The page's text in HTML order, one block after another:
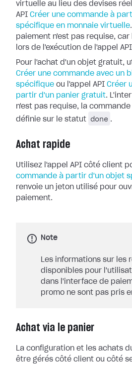
virtuelle au lieu des devises
API Créer une commande à
spécifique en monnaie virtuelle
paiement n'est pas requise,
lors de l'exécution de l'appel
Pour l'achat d'un objet gratuit,
Créer une commande avec un
spécifique ou l'appel API Créer
partir d'un panier gratuit.
n'est pas requise, la
définie sur le statut
done .
Achat rapide
Utilisez l'appel API côté client
commande à partir d'un objet
renvoie un jeton utilisé pour
paiement.
Note
Les informations sur les
disponibles pour
dans l'interface de
promo ne sont pas pris
Achat via le panier
La configuration et les achats
être gérés côté client ou côté